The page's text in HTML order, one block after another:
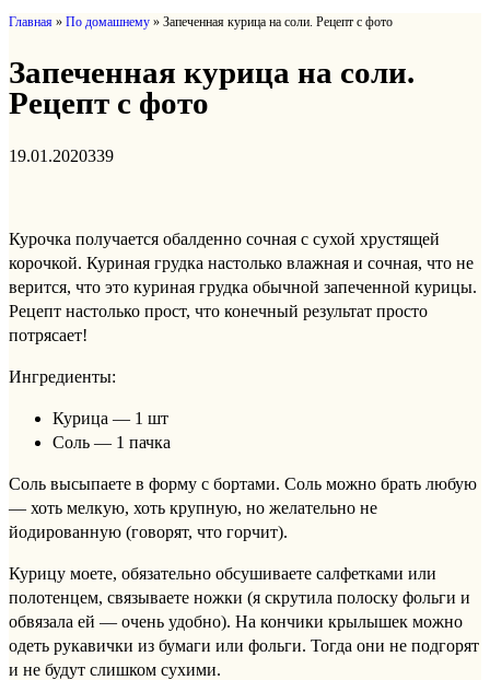
Главная » По домашнему » Запеченная курица на соли. Рецепт с фото
Запеченная курица на соли.
Рецепт с фото
19.01.2020339
Курочка получается обалденно сочная с сухой хрустящей
корочкой. Куриная грудка настолько влажная и сочная, что не
верится, что это куриная грудка обычной запеченной курицы.
Рецепт настолько прост, что конечный результат просто
потрясает!
Ингредиенты:
Курица — 1 шт
Соль — 1 пачка
Соль высыпаете в форму с бортами. Соль можно брать любую
— хоть мелкую, хоть крупную, но желательно не
йодированную (говорят, что горчит).
Курицу моете, обязательно обсушиваете салфетками или
полотенцем, связываете ножки (я скрутила полоску фольги и
обвязала ей — очень удобно). На кончики крылышек можно
одеть рукавички из бумаги или фольги. Тогда они не подгорят
и не будут слишком сухими.